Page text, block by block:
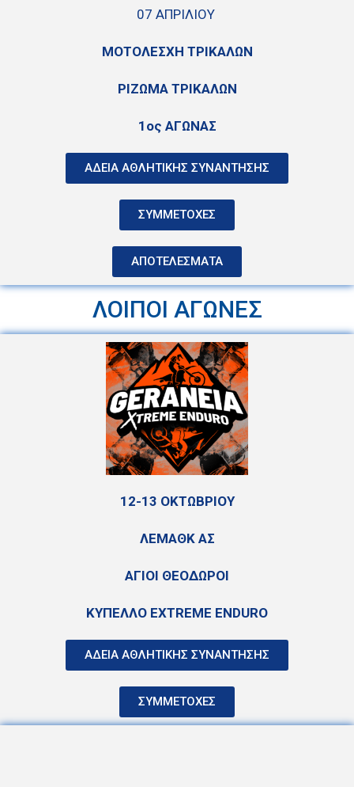
07 ΑΠΡΙΛΙΟΥ
ΜΟΤΟΛΕΣΧΗ ΤΡΙΚΑΛΩΝ
ΡΙΖΩΜΑ ΤΡΙΚΑΛΩΝ
1ος ΑΓΩΝΑΣ
ΑΔΕΙΑ ΑΘΛΗΤΙΚΗΣ ΣΥΝΑΝΤΗΣΗΣ
ΣΥΜΜΕΤΟΧΕΣ
ΑΠΟΤΕΛΕΣΜΑΤΑ
ΛΟΙΠΟΙ ΑΓΩΝΕΣ
12-13 ΟΚΤΩΒΡΙΟΥ
ΛΕΜΑΘΚ ΑΣ
ΑΓΙΟΙ ΘΕΟΔΩΡΟΙ
ΚΥΠΕΛΛΟ EXTREME ENDURO
ΑΔΕΙΑ ΑΘΛΗΤΙΚΗΣ ΣΥΝΑΝΤΗΣΗΣ
ΣΥΜΜΕΤΟΧΕΣ